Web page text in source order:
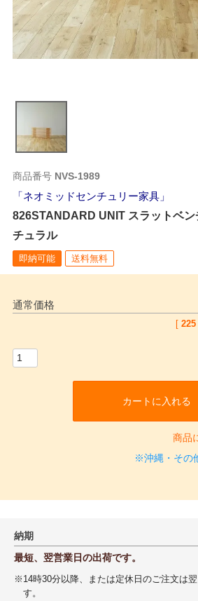
商品番号 NVS-1989
ネオミッドセンチュリー家具
826STANDARD UNIT スラットベ
チュラル
即納可能 送料無料
通常価格
225
カートに入れる
商品
※沖縄・その
納期
最短、翌営業日の出荷です。
※14時30分以降、または定休日のご注文は
す。